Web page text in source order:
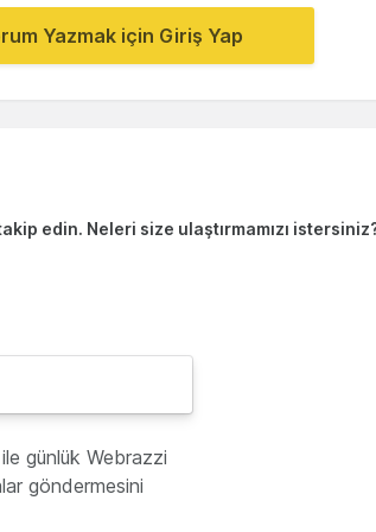
Yazmak için Giriş Yap
edin. Neleri size ulaştırmamızı
günlük Webrazzi
göndermesini